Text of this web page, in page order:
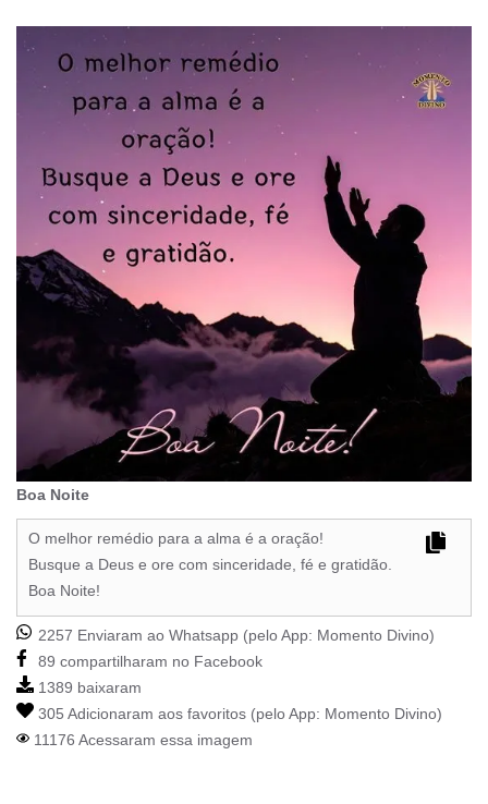
Boa Noite
O melhor remédio para a alma é a oração!
Busque a Deus e ore com sinceridade, fé e gratidão.
Boa Noite!
2257 Enviaram ao Whatsapp (pelo App: Momento Divino)
89 compartilharam no Facebook
1389 baixaram
305 Adicionaram aos favoritos (pelo App: Momento Divino)
11176 Acessaram essa imagem